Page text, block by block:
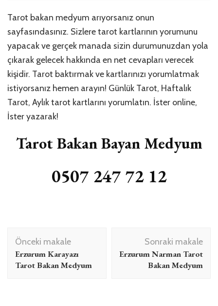
için
Tarot bakan medyum arıyorsanız onun
sayfasındasınız. Sizlere tarot kartlarının yorumunu
yapacak ve gerçek manada sizin durumunuzdan yola
çıkarak gelecek hakkında en net cevapları verecek
kişidir. Tarot baktırmak ve kartlarınızı yorumlatmak
istiyorsanız hemen arayın! Günlük Tarot, Haftalık
Tarot, Aylık tarot kartlarını yorumlatın. İster online,
İster yazarak!
Tarot Bakan Bayan Medyum
0507 247 72 12
Yazı
dolaşımı
Önceki makale
Erzurum Karayazı
Tarot Bakan Medyum
Sonraki makale
Erzurum Narman Tarot
Bakan Medyum